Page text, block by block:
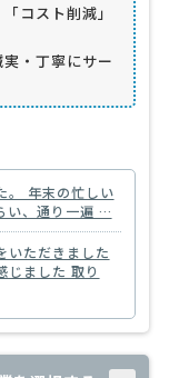
コスト削減」
・丁寧にサー
。 年末の忙しい
い、通り一遍 …
いただきました
じました 取り